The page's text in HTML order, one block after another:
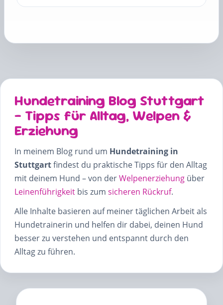
Hundetraining Blog Stuttgart
– Tipps für Alltag, Welpen &
Erziehung
In meinem Blog rund um Hundetraining in
Stuttgartfindest du praktische Tipps für den Alltag
mit deinem Hund – von derWelpenerziehung über
Leinenführigkeit bis zum sicheren Rückruf.
Alle Inhalte basieren auf meiner täglichen Arbeit als
Hundetrainerin und helfen dir dabei, deinen Hund
besser zu verstehen und entspannt durch den
Alltag zu führen.